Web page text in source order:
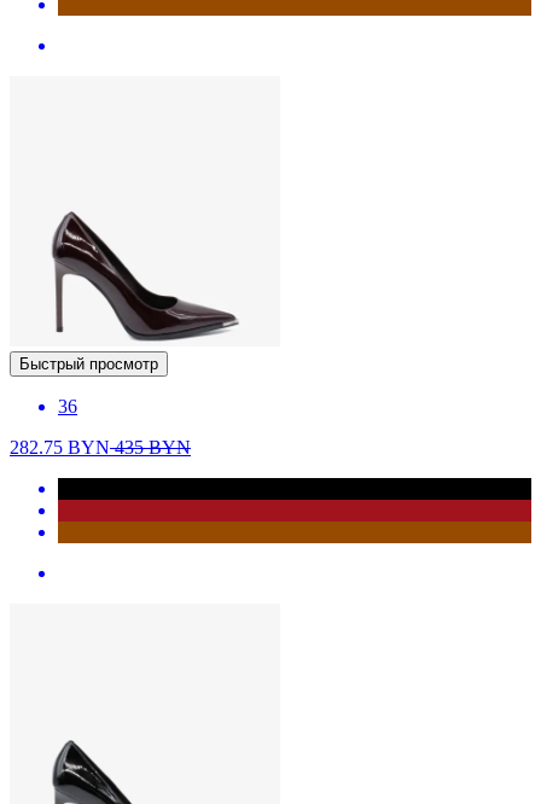
Быстрый просмотр
36
282.75 BYN435BYN